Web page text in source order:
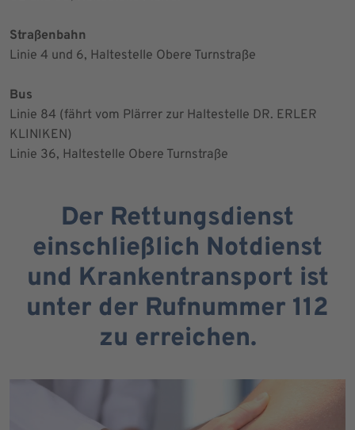
Straßenbahn
Linie 4 und 6, Haltestelle Obere Turnstraße
Bus
Linie 84 (fährt vom Plärrer zur Haltestelle DR. ERLER
KLINIKEN)
Linie 36, Haltestelle Obere Turnstraße
Der Rettungsdienst
einschließlich Notdienst
und Krankentransport ist
unter der Rufnummer 112
zu erreichen.